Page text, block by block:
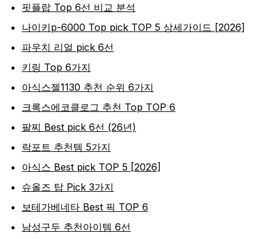
핏플랍 Top 6선 비교 분석
나이키p-6000 Top pick TOP 5 상세가이드 [2026]
파우치 리얼 pick 6선
키링 Top 6가지
아식스젤1130 추천 순위 6가지
크록스에코클로그 추천 Top TOP 6
팔찌 Best pick 6선 (26년)
락포트 추천템 5가지
아식스 Best pick TOP 5 [2026]
슈올즈 탑 Pick 3가지
보테가베네타 Best 픽 TOP 6
남성구두 추천아이템 6선